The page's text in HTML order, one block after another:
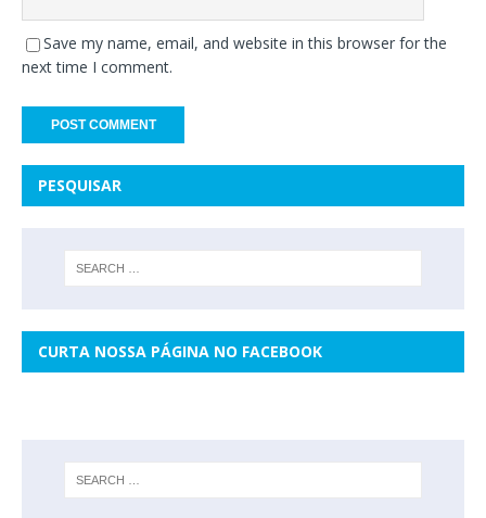
Save my name, email, and website in this browser for the
next time I comment.
PESQUISAR
CURTA NOSSA PÁGINA NO FACEBOOK